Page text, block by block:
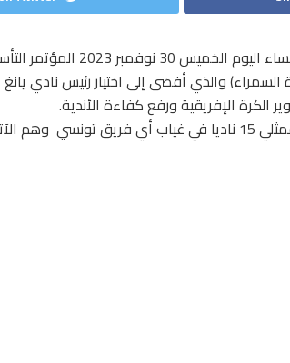
انعقد بالعاصمة المصرية
في القارة السمراء) والذي أفضى إلى اختيار رئيس
الكرة الإفريقية ورفع كفاءة الأندية.
ذكرهم: